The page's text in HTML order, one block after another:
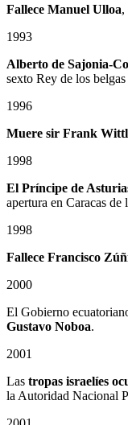
Fallece Manuel Ulloa,
1993
Alberto de Sajonia-
sexto Rey de los
1996
Muere sir Frank
1998
El Príncipe de
apertura en Caracas de
1998
Fallece Francisco
2000
El Gobierno
Gustavo Noboa.
2001
Las tropas israelíes
la Autoridad Nacional